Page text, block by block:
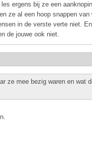
ergens bij ze een
ze al een hoop snappen
in de verste verte niet.
de jouwe ook niet.
ze mee bezig waren en wat